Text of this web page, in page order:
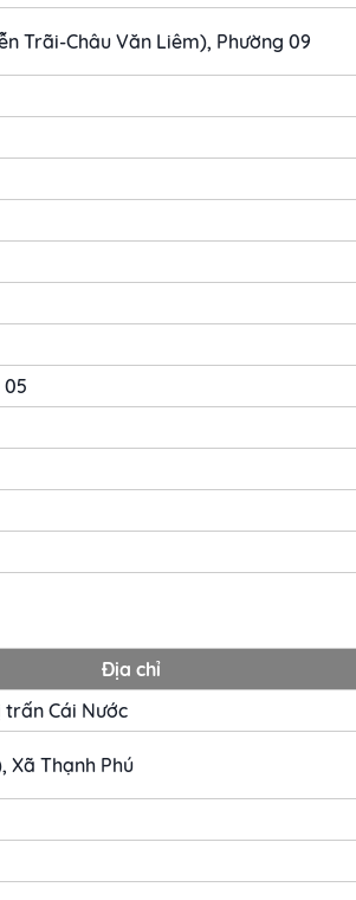
Trãi-Châu Văn Liêm), Phường 09
05
Địa chỉ
trấn Cái Nước
Xã Thạnh Phú